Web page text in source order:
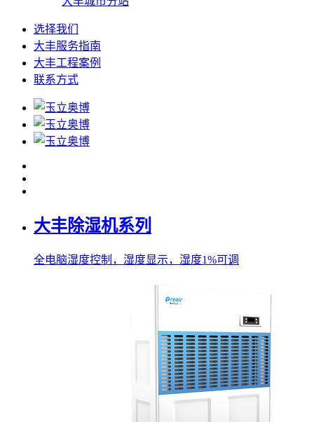
选择我们
大丰服务指南
大丰工程案例
联系方式
大丰除湿机系列
全电脑湿度控制，湿度显示，湿度1%可调